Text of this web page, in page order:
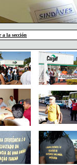
a la sección